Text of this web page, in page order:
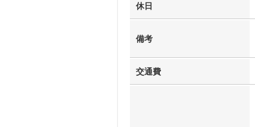
休日
備考
交通費